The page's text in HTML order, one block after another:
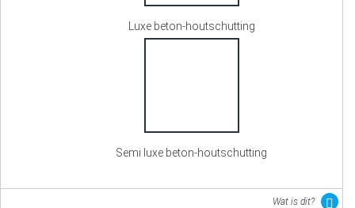
Luxe beton-houtschutting
Semi luxe beton-houtschutting
Wat is dit?